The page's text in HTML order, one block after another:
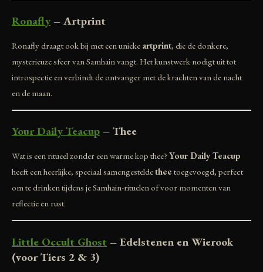
Ronafly – Artprint
Ronafly draagt ook bij met een unieke artprint, die de donkere,
mysterieuze sfeer van Samhain vangt. Het kunstwerk nodigt uit tot
introspectie en verbindt de ontvanger met de krachten van de nacht
en de maan.
Your Daily Teacup – Thee
Wat is een ritueel zonder een warme kop thee? Your Daily Teacup
heeft een heerlijke, speciaal samengesteldethee toegevoegd, perfect
om te drinken tijdens je Samhain-rituelen of voor momenten van
reflectie en rust.
Little Occult Ghost – Edelstenen en Wierook
(voor Tiers 2 & 3)